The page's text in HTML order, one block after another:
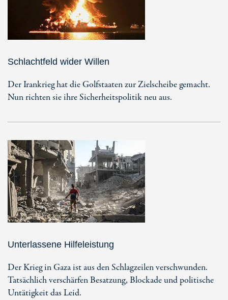
Schlachtfeld wider Willen
Der Irankrieg hat die Golfstaaten zur Zielscheibe gemacht.
Nun richten sie ihre Sicherheitspolitik neu aus.
Unterlassene Hilfeleistung
Der Krieg in Gaza ist aus den Schlagzeilen verschwunden.
Tatsächlich verschärfen Besatzung, Blockade und politische
Untätigkeit das Leid.